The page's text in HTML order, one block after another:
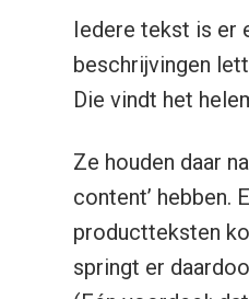
Iedere tekst is er
beschrijvingen
Die vindt het
Ze houden daar
content’ hebben.
productteksten
springt er